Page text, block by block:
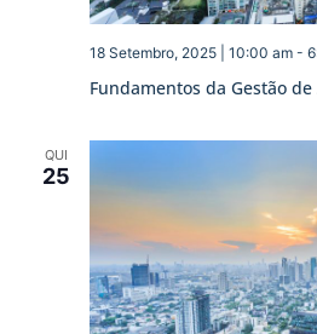
Fundamentos da Gestão de
18 Setembro, 2025 | 10:00 am-
QUI
25